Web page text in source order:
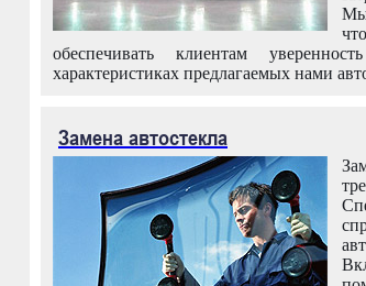
Мы
обеспечивать клиентам
характеристиках предлагаемых нами
Замена автостекла